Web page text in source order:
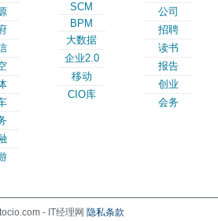
SCM
BPM
大数据
企业2.0
移动
CIO库
公司
招聘
读书
报告
创业
会务
- IT经理网 隐私条款